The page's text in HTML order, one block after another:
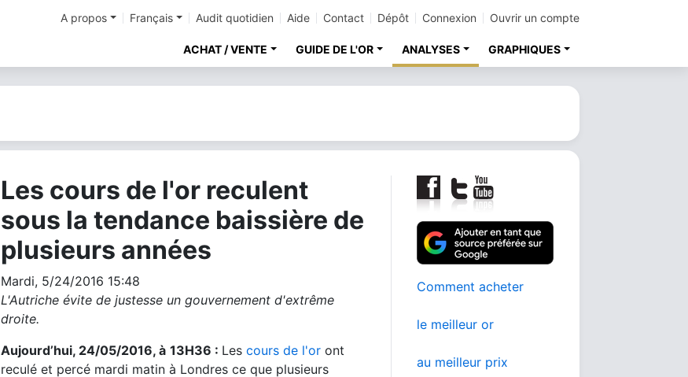
A propos Français Audit quotidien Aide Contact Dépôt Connexion Ouvrir un compte
ACHAT / VENTE GUIDE DE L'OR ANALYSES GRAPHIQUES
Les cours de l'or reculent
sous la tendance baissière de
plusieurs années
Mardi, 5/24/2016 15:48
L'Autriche évite de justesse un gouvernement d'extrême
droite.
Aujourd’hui, 24/05/2016, à 13H36 : Les cours de l'or ont
reculé et percé mardi matin à Londres ce que plusieurs
Comment acheter
le meilleur or
au meilleur prix